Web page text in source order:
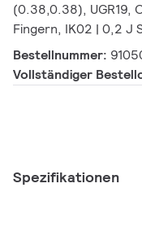
(0.38,0.38), UGR19,
Fingern, IK02 | 0,2 J
Bestellnummer:
Vollständiger
Spezifikationen